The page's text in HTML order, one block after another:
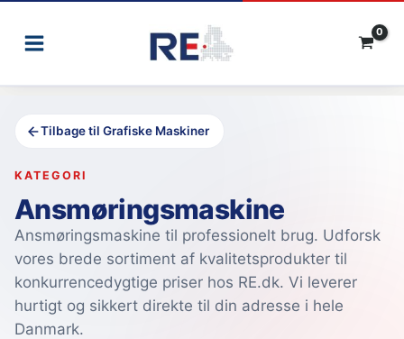
Tilbage til Grafiske Maskiner
KATEGORI
Ansmøringsmaskine
Ansmøringsmaskine til professionelt brug. Udforsk
vores brede sortiment af kvalitetsprodukter til
konkurrencedygtige priser hos RE.dk. Vi leverer
hurtigt og sikkert direkte til din adresse i hele
Danmark.